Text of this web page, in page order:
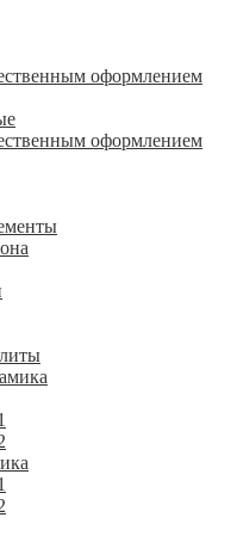
оформлением
оформлением